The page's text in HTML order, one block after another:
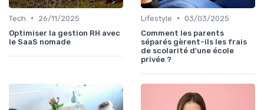
Tech •
26/11/2025
Optimiser la gestion RH avec
le SaaS nomade
Lifestyle • 03/03/2025
Comment les parents
séparés gèrent-ils les frais
de scolarité d'une école
privée ?